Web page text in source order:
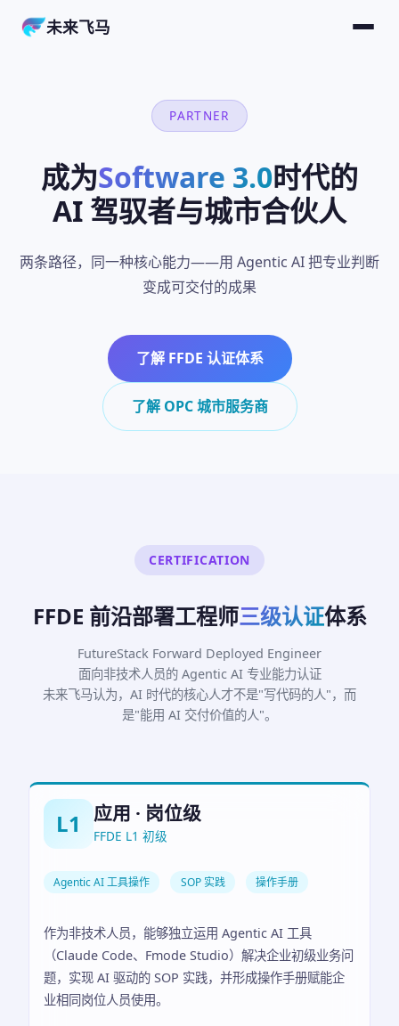
未来飞马
PARTNER
成为Software 3.0时代的
AI 驾驭者与城市合伙人
两条路径，同一种核心能力——用 Agentic AI 把专业判断
变成可交付的成果
了解 FFDE 认证体系
了解 OPC 城市服务商
CERTIFICATION
FFDE 前沿部署工程师三级认证体系
FutureStack Forward Deployed Engineer
面向非技术人员的 Agentic AI 专业能力认证
未来飞马认为，AI 时代的核心人才不是"写代码的人"，而
是"能用 AI 交付价值的人"。
L1 应用 · 岗位级
FFDE L1 初级
Agentic AI 工具操作 SOP 实践 操作手册
作为非技术人员，能够独立运用 Agentic AI 工具
（Claude Code、Fmode Studio）解决企业初级业务问
题，实现 AI 驱动的 SOP 实践，并形成操作手册赋能企
业相同岗位人员使用。